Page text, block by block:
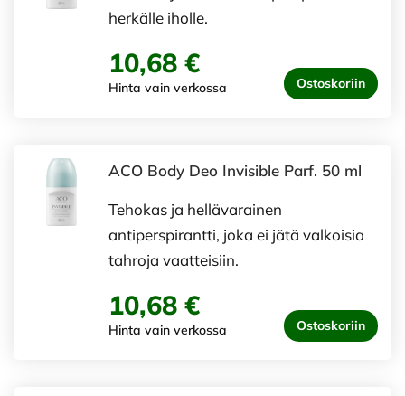
herkälle iholle.
10,68 €
Hinta vain verkossa Ostoskoriin
ACO Body Deo Invisible Parf. 50 ml
Tehokas ja hellävarainen
antiperspirantti, joka ei jätä valkoisia
tahroja vaatteisiin.
10,68 €
Hinta vain verkossa Ostoskoriin